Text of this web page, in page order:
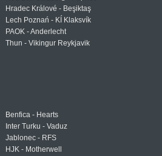
Hradec Králové - Beşiktaş
Lech Poznań - KÍ Klaksvík
PAOK - Anderlecht
Thun - Vikingur Reykjavik
Benfica - Hearts
Inter Turku - Vaduz
Jablonec - RFS
HJK - Motherwell